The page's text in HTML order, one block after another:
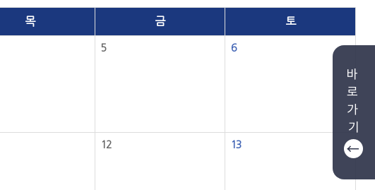
목 금 토
5 6
12 13
바
로
가
기